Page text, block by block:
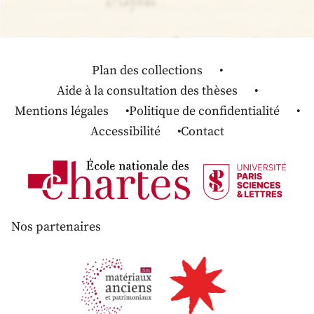
Plan des collections
Aide à la consultation des thèses
Mentions légales
Politique de confidentialité
Accessibilité
Contact
Nos partenaires